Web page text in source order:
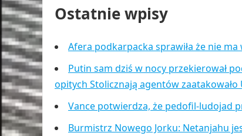
Ostatnie wpisy
Afera podkarpacka sprawiła że nie
Putin sam dziś w nocy przekierował
opitych Stolicznają agentów
Vance potwierdza, że pedofil-ludojad
Burmistrz Nowego Jorku: Netanjahu